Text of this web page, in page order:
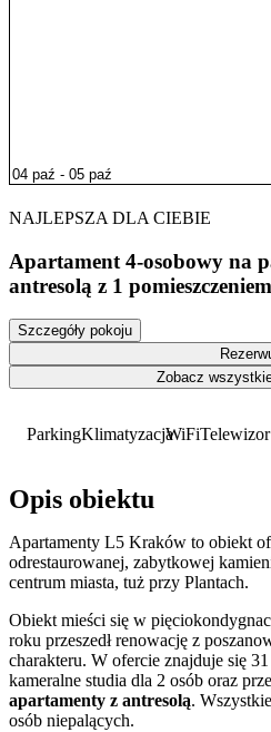
ParkingKlimatyzacjaWiFiTelewizor
Opis obiektu
Apartamenty L5 Kraków to obiekt
odrestaurowanej, zabytkowej
centrum miasta, tuż przy Plantach.
Obiekt mieści się w
roku przeszedł renowację z
charakteru. W ofercie znajduje się
kameralne studia dla 2 osób oraz
apartamenty z antresolą.
osób niepalących.
NAJLEPSZA DLA CIEBIE
Apartament 4-osobowy na
antresolą z 1 pomieszczeniem
Szczegóły pokoju
Zobacz